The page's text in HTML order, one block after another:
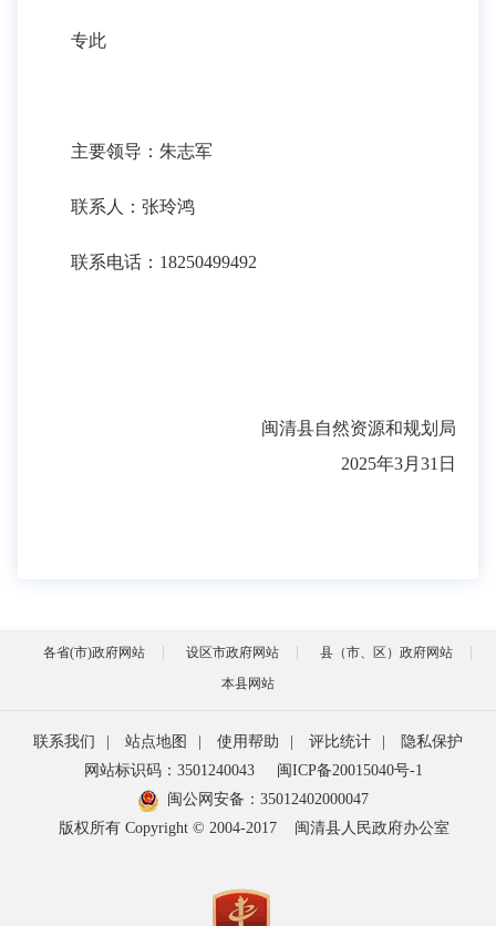
专此
主要领导：朱志军
联系人： 张玲鸿
联系电话： 18250499492
闽清县自然资源和规划局
2025年3月31日
各省(市)政府网站 设区市政府网站
县（市、区）政府网站
本县网站
联系我们 站点地图 使用帮助 评比统计
隐私保护
网站标识码：3501240043
闽ICP备20015040号-1
闽公网安备： 35012402000047
版权所有 Copyright © 2004-2017
闽清县人民政府办公室